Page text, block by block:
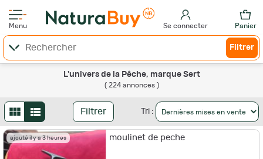
Menu Se connecter Panier
Filtrer
L'univers de la Pêche, marque Sert
( 224 annonces )
Filtrer Tri :
ajouté il y a 3 heures moulinet de peche